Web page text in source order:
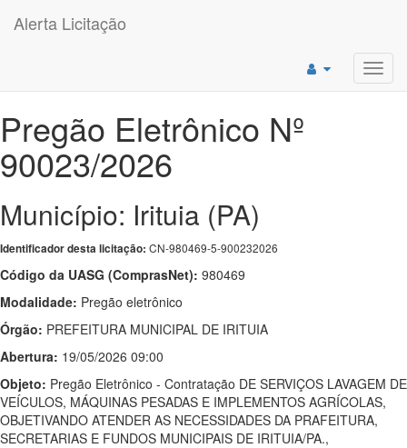
Alerta Licitação
Pregão Eletrônico Nº
90023/2026
Município: Irituia (PA)
Identificador desta licitação: CN-980469-5-900232026
Código da UASG (ComprasNet): 980469
Modalidade: Pregão eletrônico
Órgão: PREFEITURA MUNICIPAL DE IRITUIA
Abertura: 19/05/2026 09:00
Objeto: Pregão Eletrônico - Contratação DE SERVIÇOS LAVAGEM DE
VEÍCULOS, MÁQUINAS PESADAS E IMPLEMENTOS AGRÍCOLAS,
OBJETIVANDO ATENDER AS NECESSIDADES DA PRAFEITURA,
SECRETARIAS E FUNDOS MUNICIPAIS DE IRITUIA/PA.,